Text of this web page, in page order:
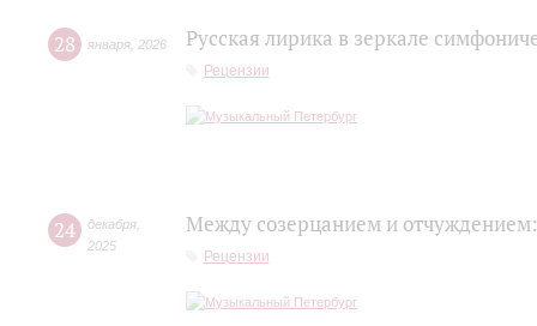
28 января 2026 Русская лирика в зеркале
Рецензии
24 декабря
2025
Между созерцанием и
Рецензии